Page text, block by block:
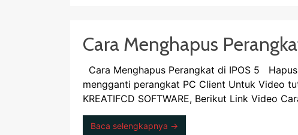
Cara Menghapus
Cara Menghapus Perangkat di IPOS 5
mengganti perangkat PC Client Untuk Video
KREATIFCD SOFTWARE, Berikut Link Video
Baca selengkapnya →